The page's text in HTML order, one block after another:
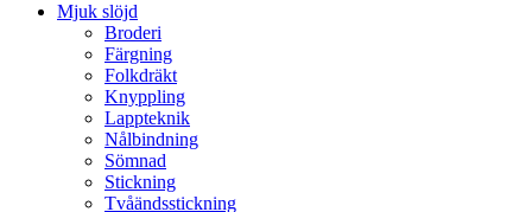
Mjuk slöjd
Broderi
Färgning
Folkdräkt
Knyppling
Lappteknik
Nålbindning
Sömnad
Stickning
Tvåändsstickning